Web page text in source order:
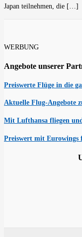
Japan teilnehmen, die […]
WERBUNG
Angebote unserer
Preiswerte Flüge in die
Aktuelle Flug-Angebote
Mit Lufthansa fliegen und
Preiswert mit Eurowings